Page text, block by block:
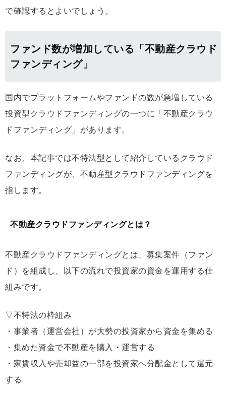
で確認するとよいでしょう。
ファンド数が増加している「不動産クラウド
ファンディング」
国内でプラットフォームやファンドの数が急増している
投資型クラウドファンディングの一つに「不動産クラウ
ドファンディング」があります。
なお、本記事では不特法型として紹介しているクラウド
ファンディングが、不動産型クラウドファンディングを
指します。
不動産クラウドファンディングとは？
不動産クラウドファンディングとは、募集案件（ファン
ド）を組成し、以下の流れで投資家の資金を運用する仕
組みです。
▽不特法の枠組み
・事業者（運営会社）が大勢の投資家から資金を集める
・集めた資金で不動産を購入・運営する
・家賃収入や売却益の一部を投資家へ分配金として還元
する